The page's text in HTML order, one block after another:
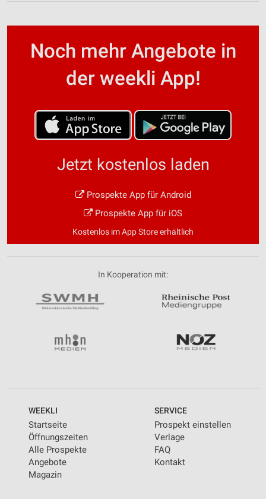
Noch mehr Angebote in
der weekli App!
Jetzt kostenlos laden
Prospekte App für Android
Prospekte App für iOS
Kostenlos im App Store erhältlich
In Kooperation mit:
WEEKLI
Startseite
Öffnungszeiten
Alle Prospekte
Angebote
Magazin
SERVICE
Prospekt einstellen
Verlage
FAQ
Kontakt